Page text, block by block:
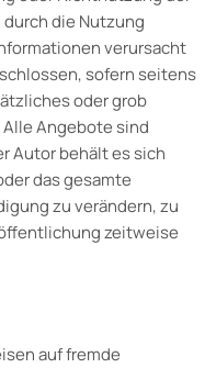
die Nutzung
verursacht
sofern seitens
oder grob
Angebote sind
Autor behält es sich
das gesamte
zu verändern, zu
zeitweise
auf fremde